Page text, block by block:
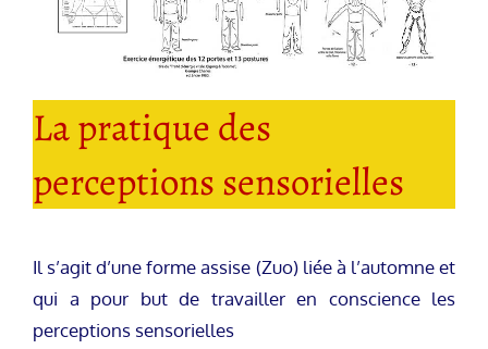
La pratique des
perceptions sensorielles
Il s’agit d’une forme assise (Zuo) liée à l’automne et
qui a pour but de travailler en conscience les
perceptions sensorielles